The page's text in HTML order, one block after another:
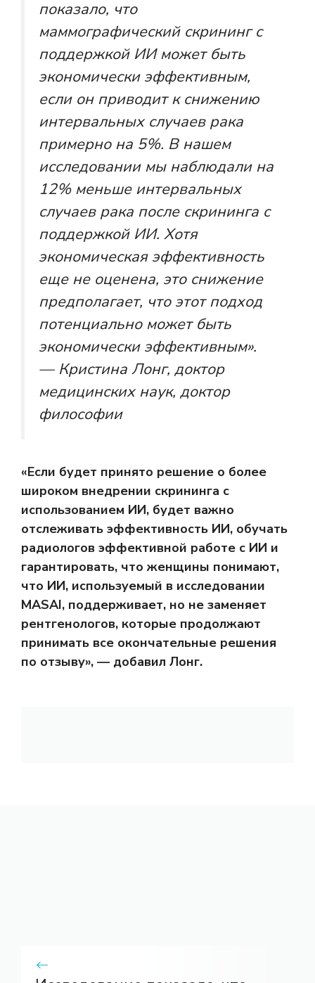
показало, что
маммографический скрининг с
поддержкой ИИ может быть
экономически эффективным,
если он приводит к снижению
интервальных случаев рака
примерно на 5%. В нашем
исследовании мы наблюдали на
12% меньше интервальных
случаев рака после скрининга с
поддержкой ИИ. Хотя
экономическая эффективность
еще не оценена, это снижение
предполагает, что этот подход
потенциально может быть
экономически эффективным».
— Кристина Лонг, доктор
медицинских наук, доктор
философии
«Если будет принято решение о более
широком внедрении скрининга с
использованием ИИ, будет важно
отслеживать эффективность ИИ, обучать
радиологов эффективной работе с ИИ и
гарантировать, что женщины понимают,
что ИИ, используемый в исследовании
MASAI, поддерживает, но не заменяет
рентгенологов, которые продолжают
принимать все окончательные решения
по отзыву», — добавил Лонг.